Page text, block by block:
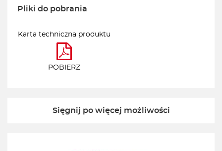
Pliki do pobrania
Karta techniczna produktu
POBIERZ
Sięgnij po więcej możliwości